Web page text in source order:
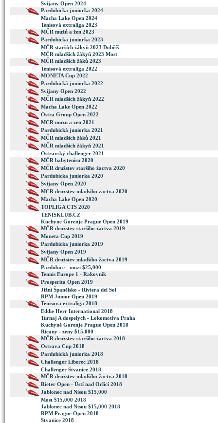
Svijany Open 2024
Pardubicka juniorka 2024
Macha Lake Open 2024
Tenisová extraliga 2023
MČR mužů a žen 2023
Pardubicka juniorka 2023
MČR starších žákyň 2023 Dobříš
MČR mladších žákyň 2023 Most
MČR mladších žáků 2023
Tenisová extraliga 2022
MONETA Cup 2022
Pardubická juniorka 2022
Svijany Open 2022
MČR mladších žákyň 2022
Macha Lake Open 2022
Ostra Group Open 2022
MCR muzu a zen 2021
Pardubická juniorka 2021
MČR mladších žáků 2021
MČR mladších žákyň 2021
Ostravský challenger 2021
MČR babytenisu 2020
MČR družstev staršího žactva 2020
Pardubicka juniorka 2020
Svijany Open 2020
MCR druzstev mladsiho zactva 2020
Macha Lake Open 2020
TOPLIGA CTS 2020
TENISKLUB.CZ
Kuchyne Gorenje Prague Open 2019
MČR družstev staršího žactva 2019
Moneta Cup 2019
Pardubicka juniorka 2019
Svijany Open 2019
MČR družstev mladšího žactva 2019
Pardubice - muzi $25,000
Tennis Europe 1 - Rakovnik
Prosperita Open 2019
Jižní Španělsko - Riviera del Sol
RPM Junior Open 2019
Tenisova extraliga 2018
Eddie Herr International 2018
Turnaj A dospelych - Lokomotiva Praha
Kuchyně Gorenje Prague Open 2018
Ricany - zeny $15,000
MČR družstev staršího žactva 2018
Ostrava Cup 2018
Pardubická juniorka 2018
Challenger Liberec 2018
Challenger Stvanice 2018
MČR družstev mladšího žactva 2018
Rieter Open - Ústí nad Orlicí 2018
Jablonec nad Nisou $15,000
Most $15,000 2018
Jablonec nad Nisou $15,000 2018
RPM Prague Open 2018
Stvanice 2018